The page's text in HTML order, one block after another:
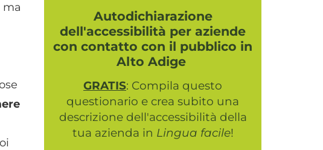
ma
Autodichiarazione
dell'accessibilità per aziende
con contatto con il pubblico in
Alto Adige
GRATIS: Compila questo
questionario e crea subito una
descrizione dell'accessibilità della
tua azienda in Lingua facile!